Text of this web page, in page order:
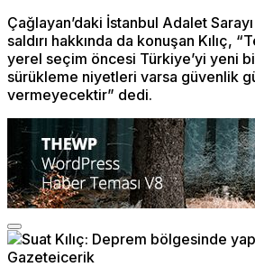
Çağlayan’daki İstanbul Adalet
saldırı hakkında da konuşan Kılıç,
yerel seçim öncesi Türkiye’yi yeni
sürükleme niyetleri varsa güvenlik
vermeyecektir” dedi.